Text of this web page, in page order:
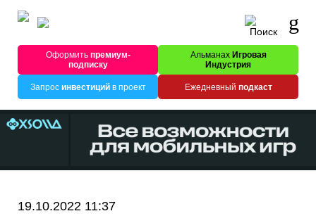
Оформитьпремиум-
подписку
Альманах Игровая
Индустрия
Запрос инвестицийв проект Ежедневный подкаст
19.10.2022 11:37